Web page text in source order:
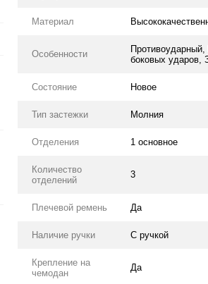
Материал
Особенности
боковых ударов,
Состояние Новое
Тип застежки Молния
Отделения 1 основное
Количество
отделений
3
Плечевой ремень Да
Наличие ручки С ручкой
Крепление на
чемодан
Да